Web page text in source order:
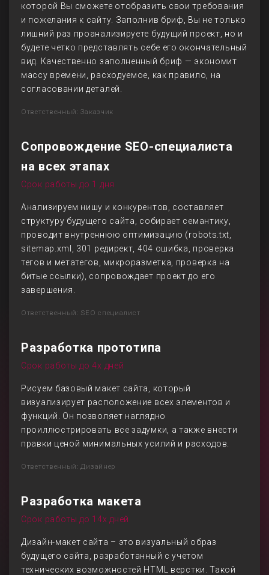
которой Вы сможете отобразить свои требования
и пожелания к сайту. Заполнив бриф, Вы не только
лишний раз проанализируете будущий проект, но и
будете четко представлять себе его окончательный
вид. Качественно заполненный бриф — экономит
массу времени, расходуемое, как правило, на
согласовании деталей.
Ответственный: Заказчик
Сопровождение SEO-специалиста
на всех этапах
Срок работы до 1 дня
Анализируем нишу и конкурентов, составляет
структуру будущего сайта, собирает семантику,
проводит внутреннюю оптимизацию (robots.txt,
sitemap.xml, 301 редирект, 404 ошибка, проверка
тегов и метатегов, микроразметка, проверка на
битые ссылки), сопровождает проект до его
завершения.
Ответственный: SEO специалист
Разработка прототипа
Срок работы до 4х дней
Рисуем базовый макет сайта, который
визуализирует расположение всех элементов и
функций. Он позволяет наглядно
проиллюстрировать все задумки, а также внести
правки ценой минимальных усилий и расходов.
Ответственный: Дизайнер
Разработка макета
Срок работы до 14х дней
Дизайн-макет сайта – это визуальный образ
будущего сайта, разработанный с учетом
технических возможностей HTML верстки. Такой